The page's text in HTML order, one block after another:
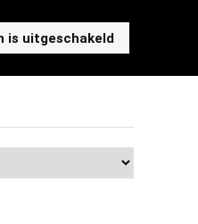
is uitgeschakeld